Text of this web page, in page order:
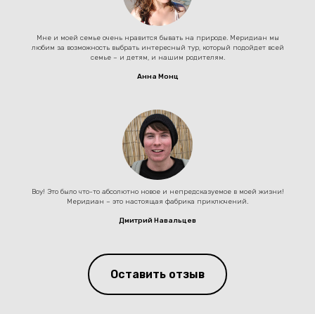
Мне и моей семье очень нравится бывать на природе. Меридиан мы
любим за возможность выбрать интересный тур, который подойдет всей
семье – и детям, и нашим родителям.
Анна Монц
Воу! Это было что-то абсолютно новое и непредсказуемое в моей жизни!
Меридиан – это настоящая фабрика приключений.
Дмитрий Навальцев
Оставить отзыв